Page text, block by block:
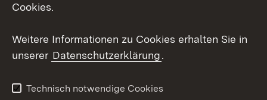
Youtube
Kontakt
Datenschutz
Barrierefreiheit
Cookies.
Weitere Informationen zu Cookies erhalten Sie in
unserer Datenschutzerklärung.
Technisch notwendige Cookies